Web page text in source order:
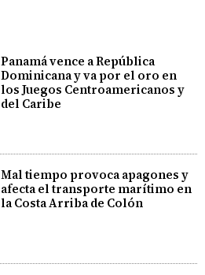
Panamá vence a República
Dominicana y va por el oro en
los Juegos Centroamericanos y
del Caribe
Mal tiempo provoca apagones y
afecta el transporte marítimo en
la Costa Arriba de Colón